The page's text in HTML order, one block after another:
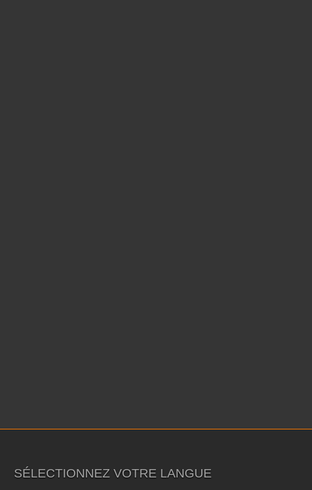
SÉLECTIONNEZ VOTRE LANGUE